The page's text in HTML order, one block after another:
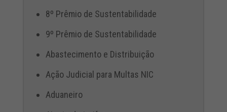
8º Prêmio de Sustentabilidade
9º Prêmio de Sustentabilidade
Abastecimento e Distribuição
Ação Judicial para Multas NIC
Aduaneiro